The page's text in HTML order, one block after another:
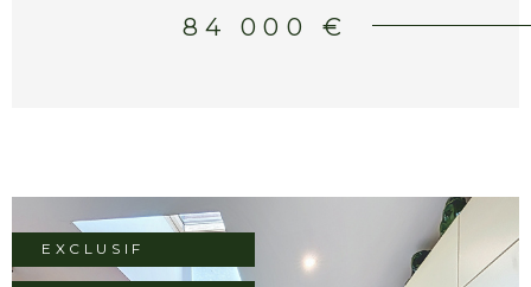
petite copropriété à taille humaine.
Développant 21 m² Loi Carrez et près de 58
les toits, il profite du charme caractéristique
des derniers étages avec ses volumes
atypiques et son atmosphère intimiste. Des
travaux de rafraîchissement permettront de
84 000 €
EXCLUSIF